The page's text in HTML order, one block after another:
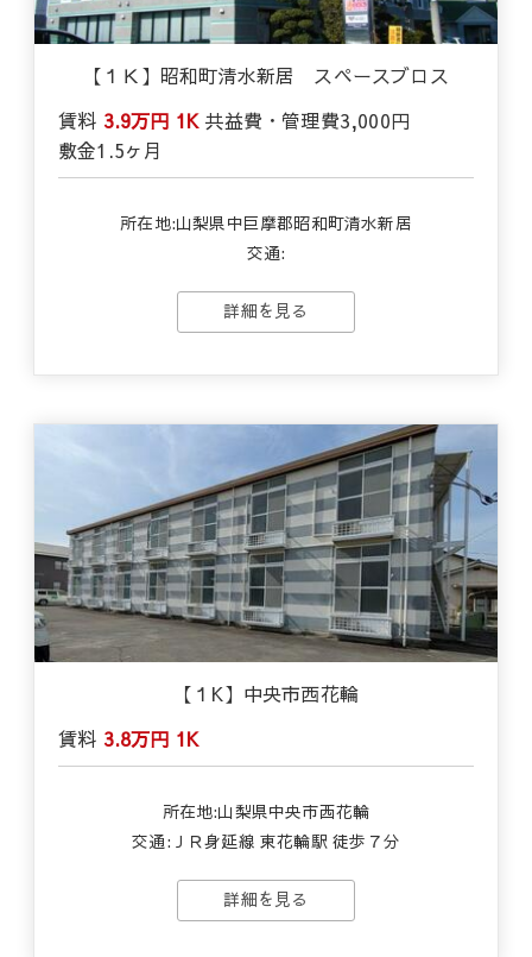
【１Ｋ】昭和町清水新居 スペースブロス
賃料 3.9万円 1K 共益費・管理費3,000円
敷金1.5ヶ月
所在地:山梨県中巨摩郡昭和町清水新居
交通:
詳細を見る
【１K】中央市西花輪
賃料 3.8万円 1K
所在地:山梨県中央市西花輪
交通:ＪＲ身延線 東花輪駅 徒歩７分
詳細を見る